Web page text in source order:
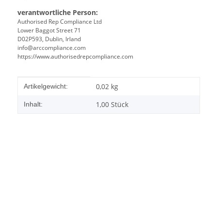
verantwortliche Person:
Authorised Rep Compliance Ltd
Lower Baggot Street 71
D02P593, Dublin, Irland
info@arccompliance.com
https://www.authorisedrepcompliance.com
Produkteigenschaft
Wert
Artikelgewicht: 0,02 kg
Inhalt: 1,00 Stück